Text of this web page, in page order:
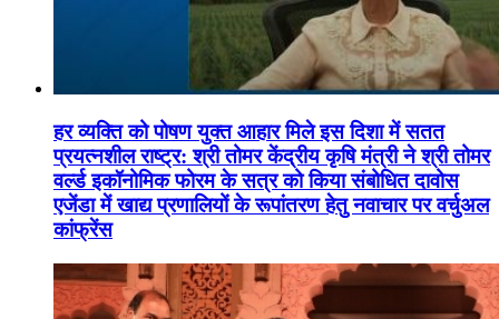
हर व्यक्ति को पोषण युक्त आहार मिले इस दिशा में सतत
प्रयत्नशील राष्ट्र: श्री तोमर केंद्रीय कृषि मंत्री ने श्री तोमर
वर्ल्ड इकॉनोमिक फोरम के सत्र को किया संबोधित दावोस
एजेंडा में खाद्य प्रणालियों के रूपांतरण हेतु नवाचार पर वर्चुअल
कांफ्रेंस